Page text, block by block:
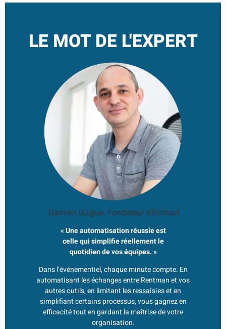
LE MOT DE L'EXPERT
Damien Guigue Fondateur d'Enimad
« Une automatisation réussie est
celle qui simplifie réellement le
quotidien de vos équipes. »
Dans l’événementiel, chaque minute compte. En
automatisant les échanges entre Rentman et vos
autres outils, en limitant les ressaisies et en
simplifiant certains processus, vous gagnez en
efficacité tout en gardant la maîtrise de votre
organisation.